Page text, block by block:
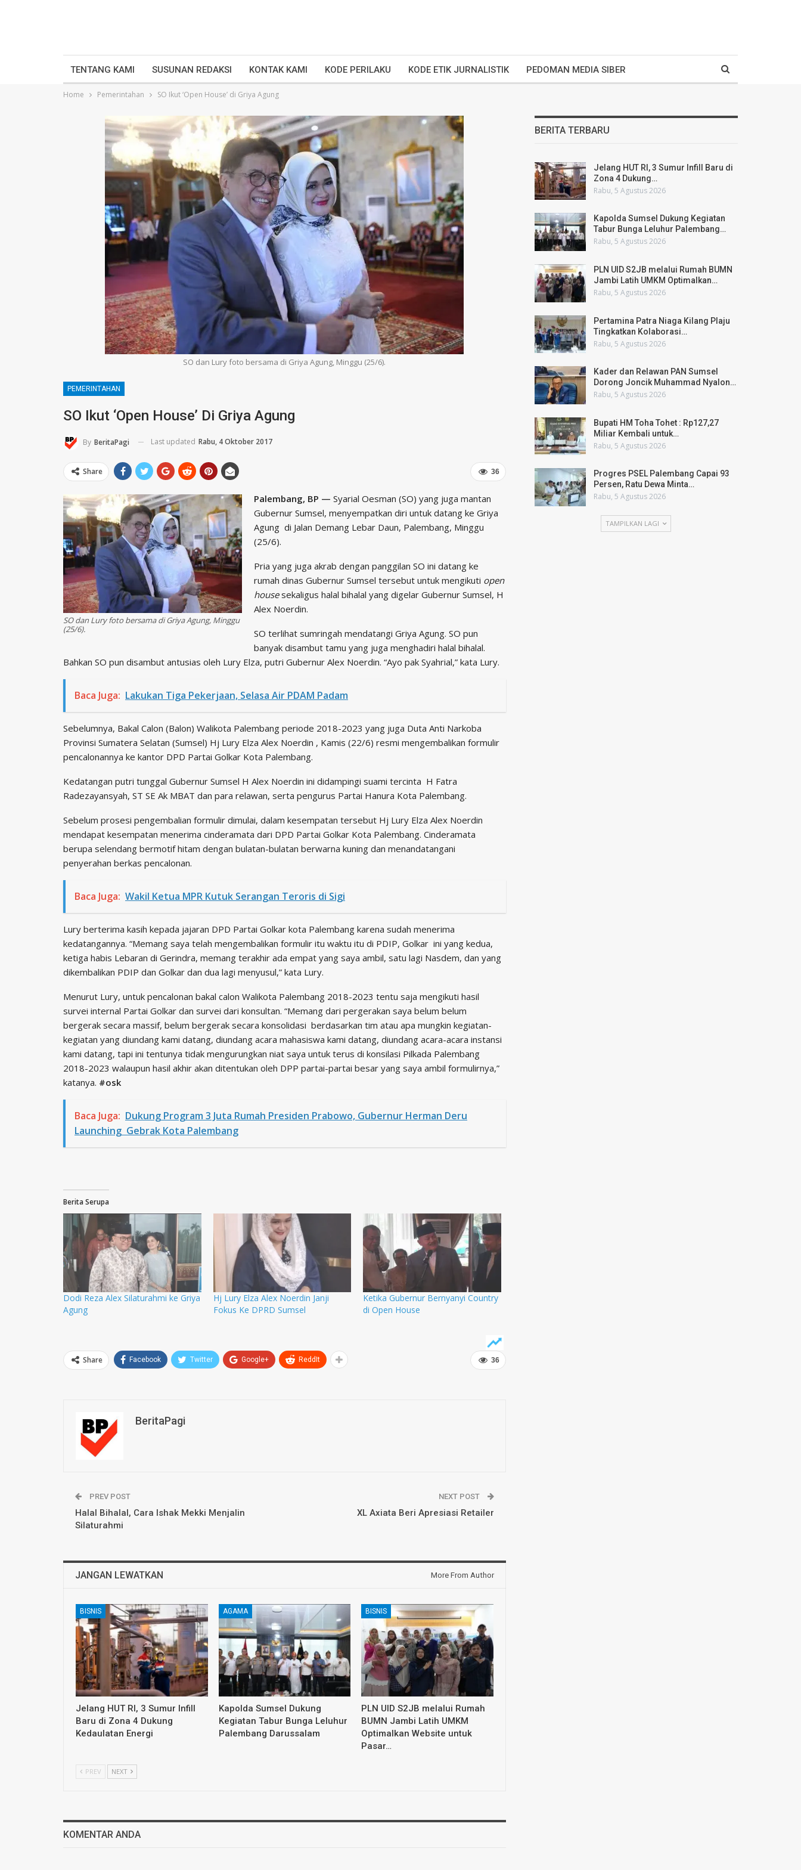
TENTANG KAMI SUSUNAN REDAKSI KONTAK KAMI KODE PERILAKU KODE ETIK JURNALISTIK PEDOMAN MEDIA SIBER
Home Pemerintahan SO Ikut ‘Open House’ di Griya Agung
SO dan Lury foto bersama di Griya Agung, Minggu (25/6).
PEMERINTAHAN
SO Ikut ‘Open House’ Di Griya Agung
By BeritaPagi Last updated Rabu, 4 Oktober 2017
36
Share
SO dan Lury foto bersama di Griya Agung, Minggu
(25/6).
Palembang, BP — Syarial Oesman (SO) yang juga mantan
Gubernur Sumsel, menyempatkan diri untuk datang ke Griya
Agung di Jalan Demang Lebar Daun, Palembang, Minggu
(25/6).
Pria yang juga akrab dengan panggilan SO ini datang ke
rumah dinas Gubernur Sumsel tersebut untuk mengikuti open
housesekaligus halal bihalal yang digelar Gubernur Sumsel, H
Alex Noerdin.
SO terlihat sumringah mendatangi Griya Agung. SO pun
banyak disambut tamu yang juga menghadiri halal bihalal.
Bahkan SO pun disambut antusias oleh Lury Elza, putri Gubernur Alex Noerdin. “Ayo pak Syahrial,” kata Lury.
Baca Juga: Lakukan Tiga Pekerjaan, Selasa Air PDAM Padam
Sebelumnya, Bakal Calon (Balon) Walikota Palembang periode 2018-2023 yang juga Duta Anti Narkoba
Provinsi Sumatera Selatan (Sumsel) Hj Lury Elza Alex Noerdin , Kamis (22/6) resmi mengembalikan formulir
pencalonannya ke kantor DPD Partai Golkar Kota Palembang.
Kedatangan putri tunggal Gubernur Sumsel H Alex Noerdin ini didampingi suami tercinta H Fatra
Radezayansyah, ST SE Ak MBAT dan para relawan, serta pengurus Partai Hanura Kota Palembang.
Sebelum prosesi pengembalian formulir dimulai, dalam kesempatan tersebut Hj Lury Elza Alex Noerdin
mendapat kesempatan menerima cinderamata dari DPD Partai Golkar Kota Palembang. Cinderamata
berupa selendang bermotif hitam dengan bulatan-bulatan berwarna kuning dan menandatangani
penyerahan berkas pencalonan.
Baca Juga: Wakil Ketua MPR Kutuk Serangan Teroris di Sigi
Lury berterima kasih kepada jajaran DPD Partai Golkar kota Palembang karena sudah menerima
kedatangannya. “Memang saya telah mengembalikan formulir itu waktu itu di PDIP, Golkar ini yang kedua,
ketiga habis Lebaran di Gerindra, memang terakhir ada empat yang saya ambil, satu lagi Nasdem, dan yang
dikembalikan PDIP dan Golkar dan dua lagi menyusul,” kata Lury.
Menurut Lury, untuk pencalonan bakal calon Walikota Palembang 2018-2023 tentu saja mengikuti hasil
survei internal Partai Golkar dan survei dari konsultan. “Memang dari pergerakan saya belum belum
bergerak secara massif, belum bergerak secara konsolidasi berdasarkan tim atau apa mungkin kegiatan-
kegiatan yang diundang kami datang, diundang acara mahasiswa kami datang, diundang acara-acara instansi
kami datang, tapi ini tentunya tidak mengurungkan niat saya untuk terus di konsilasi Pilkada Palembang
2018-2023 walaupun hasil akhir akan ditentukan oleh DPP partai-partai besar yang saya ambil formulirnya,”
katanya. #osk
Baca Juga: Dukung Program 3 Juta Rumah Presiden Prabowo, Gubernur Herman Deru
Launching Gebrak Kota Palembang
Berita Serupa
Dodi Reza Alex Silaturahmi ke Griya
Agung
Hj Lury Elza Alex Noerdin Janji
Fokus Ke DPRD Sumsel
Ketika Gubernur Bernyanyi Country
di Open House
36
Share Facebook Twitter Google+ ReddIt
BeritaPagi
PREV POST
Halal Bihalal, Cara Ishak Mekki Menjalin
Silaturahmi
NEXT POST
XL Axiata Beri Apresiasi Retailer
JANGAN LEWATKAN More From Author
BISNIS
Jelang HUT RI, 3 Sumur Infill
Baru di Zona 4 Dukung
Kedaulatan Energi
AGAMA
Kapolda Sumsel Dukung
Kegiatan Tabur Bunga Leluhur
Palembang Darussalam
BISNIS
PLN UID S2JB melalui Rumah
BUMN Jambi Latih UMKM
Optimalkan Website untuk
Pasar…
PREV NEXT
KOMENTAR ANDA
BERITA TERBARU
Jelang HUT RI, 3 Sumur Infill Baru di
Zona 4 Dukung…
Rabu, 5 Agustus 2026
Kapolda Sumsel Dukung Kegiatan
Tabur Bunga Leluhur Palembang…
Rabu, 5 Agustus 2026
PLN UID S2JB melalui Rumah BUMN
Jambi Latih UMKM Optimalkan…
Rabu, 5 Agustus 2026
Pertamina Patra Niaga Kilang Plaju
Tingkatkan Kolaborasi…
Rabu, 5 Agustus 2026
Kader dan Relawan PAN Sumsel
Dorong Joncik Muhammad Nyalon…
Rabu, 5 Agustus 2026
Bupati HM Toha Tohet : Rp127,27
Miliar Kembali untuk…
Rabu, 5 Agustus 2026
Progres PSEL Palembang Capai 93
Persen, Ratu Dewa Minta…
Rabu, 5 Agustus 2026
TAMPILKAN LAGI